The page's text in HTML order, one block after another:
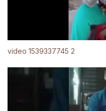
video 1539337745 2